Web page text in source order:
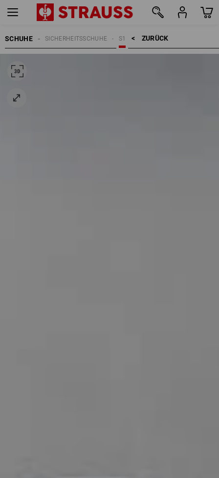
SCHUHE ZURÜCK    >
S1
SICHERHEITSSCHUHE